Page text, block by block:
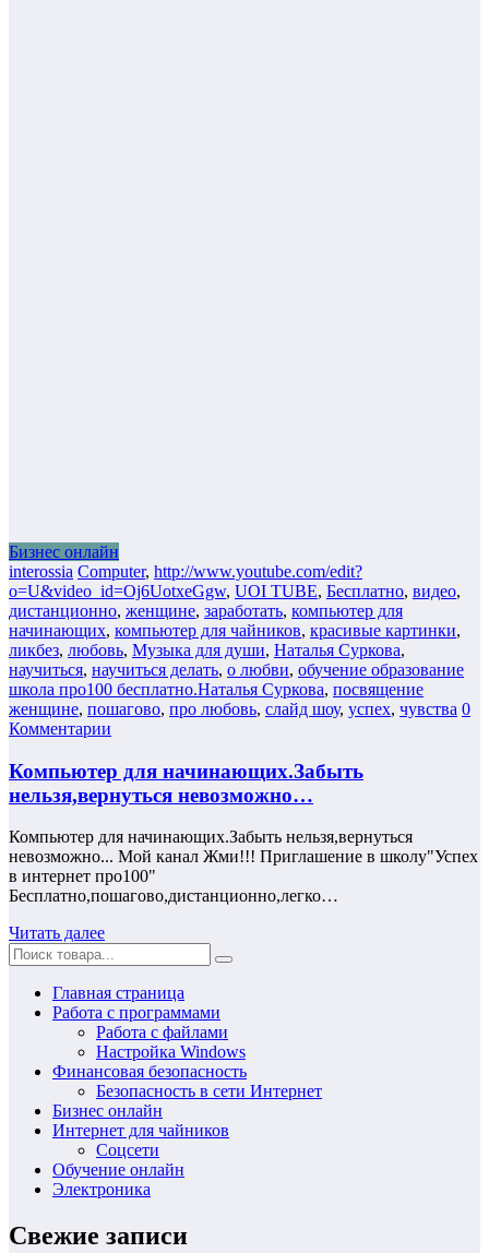
Бизнес онлайн
interossia Computer, http://www.youtube.com/edit?
o=U&video_id=Oj6UotxeGgw, UOI TUBE, Бесплатно, видео,
дистанционно, женщине, заработать, компьютер для
начинающих, компьютер для чайников, красивые картинки,
ликбез, любовь, Музыка для души, Наталья Суркова,
научиться, научиться делать, о любви, обучение образование
школа про100 бесплатно.Наталья Суркова, посвящение
женщине, пошагово, про любовь, слайд шоу, успех, чувства 0
Комментарии
Компьютер для начинающих.Забыть
нельзя,вернуться невозможно…
Компьютер для начинающих.Забыть нельзя,вернуться
невозможно... Мой канал Жми!!! Приглашение в школу"Успех
в интернет про100"
Бесплатно,пошагово,дистанционно,легко…
Читать далее
Главная страница
Работа с программами
Работа с файлами
Настройка Windows
Финансовая безопасность
Безопасность в сети Интернет
Бизнес онлайн
Интернет для чайников
Соцсети
Обучение онлайн
Электроника
Свежие записи